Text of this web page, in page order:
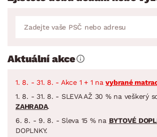
Aktuální akce
1. 8. - 31. 8. - Akce 1 + 1 navybrané
1. 8. - 31. 8. - SLEVA AŽ 30 % na veškerý
ZAHRADA.
6. 8. - 9. 8. - Sleva 15 % na BYTOVÉ
DOPLNKY.